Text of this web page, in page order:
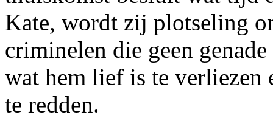
Kate, wordt zij plotseling
criminelen die geen
wat hem lief is te verliezen
te redden.